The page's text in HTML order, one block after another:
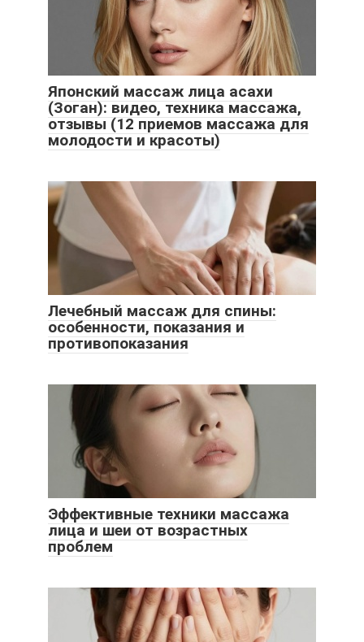
Японский массаж лица асахи
(Зоган): видео, техника массажа,
отзывы (12 приемов массажа для
молодости и красоты)
Лечебный массаж для спины:
особенности, показания и
противопоказания
Эффективные техники массажа
лица и шеи от возрастных
проблем